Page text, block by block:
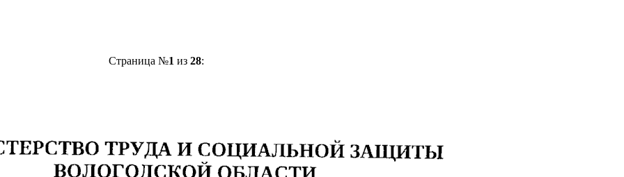
Страница №1 из 28: